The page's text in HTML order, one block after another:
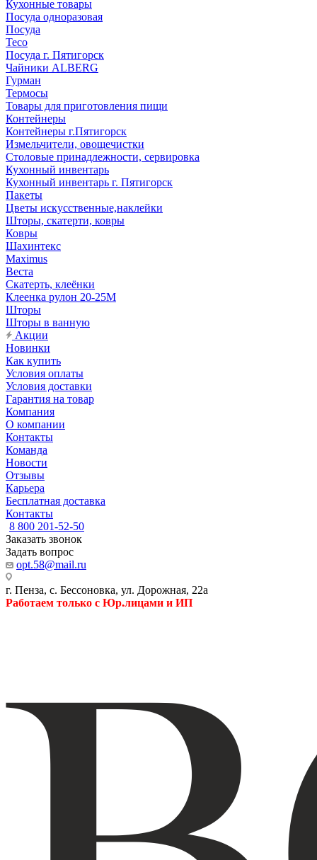
Кухонные товары
Посуда одноразовая
Посуда
Teco
Посуда г. Пятигорск
Чайники ALBERG
Гурман
Термосы
Товары для приготовления пищи
Контейнеры
Контейнеры г.Пятигорск
Измельчители, овощечистки
Столовые принадлежности, сервировка
Кухонный инвентарь
Кухонный инвентарь г. Пятигорск
Пакеты
Цветы искусственные,наклейки
Шторы, скатерти, ковры
Ковры
Шахинтекс
Maximus
Веста
Скатерть, клеёнки
Клеенка рулон 20-25М
Шторы
Шторы в ванную
Акции
Новинки
Как купить
Условия оплаты
Условия доставки
Гарантия на товар
Компания
О компании
Контакты
Команда
Новости
Отзывы
Карьера
Бесплатная доставка
Контакты
8 800 201-52-50
Заказать звонок
Задать вопрос
opt.58@mail.ru
г. Пенза, с. Бессоновка, ул. Дорожная, 22а
Работаем только с Юр.лицами и ИП